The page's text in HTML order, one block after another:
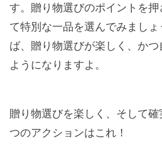
す。贈り物選びのポイントを
て特別な一品を選んでみまし
ば、贈り物選びが楽しく、か
ようになりますよ。
贈り物選びを楽しく、そして
つのアクションはこれ！